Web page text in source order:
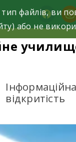
facebook
Інформаційна
відкритість
файлів, ви
або не